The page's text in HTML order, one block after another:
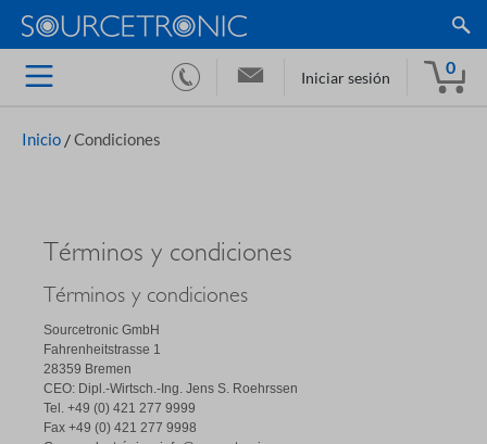
Iniciar sesión
0
Inicio /Condiciones
Términos y condiciones
Términos y condiciones
Sourcetronic GmbH
Fahrenheitstrasse 1
28359 Bremen
CEO: Dipl.-Wirtsch.-Ing. Jens S. Roehrssen
Tel. +49 (0) 421 277 9999
Fax +49 (0) 421 277 9998